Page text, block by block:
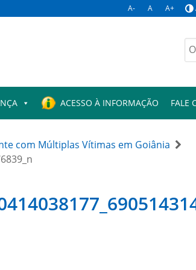
A- A A+
ACESSO À INFORMAÇÃO FALE
com Múltiplas Vítimas em Goiânia